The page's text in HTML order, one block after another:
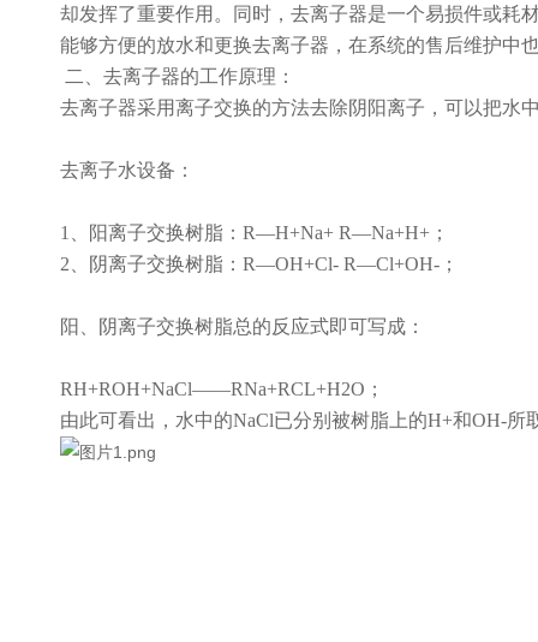
却发挥了重要作用。同时，去离子器是一个易损件或耗
能够方便的放水和更换去离子器，在系统的售后维护中
二、去离子器的工作原理：
去离子器采用离子交换的方法去除阴阳离子，可以把水
去离子水设备：
1、阳离子交换树脂：R—H+Na+ R—Na+H+；
2、阴离子交换树脂：R—OH+Cl- R—Cl+OH-；
阳、阴离子交换树脂总的反应式即可写成：
RH+ROH+NaCl——RNa+RCL+H2O；
由此可看出，水中的NaCl已分别被树脂上的H+和OH-所